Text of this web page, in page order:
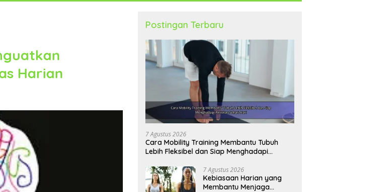
Harian
Postingan Terbaru
7 Agustus 2026
Cara Mobility Training Membantu Tubuh
Lebih Fleksibel dan Siap Menghadapi
7 Agustus 2026
Kebiasaan Harian yang
Membantu Menjaga